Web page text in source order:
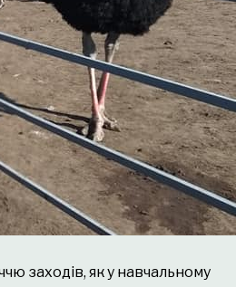
заходів, як у навчальному